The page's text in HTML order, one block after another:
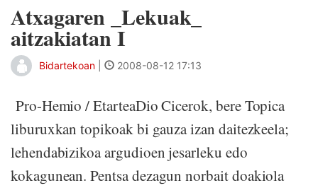
Atxagaren _Lekuak_
aitzakiatan I
Bidartekoan 2008-08-12 17:13
Pro-Hemio / EtarteaDio Cicerok, bere Topica
liburuxkan topikoak bi gauza izan daitezkeela;
lehendabizikoa argudioen jesarleku edo
kokagunean. Pentsa dezagun norbait doakiola